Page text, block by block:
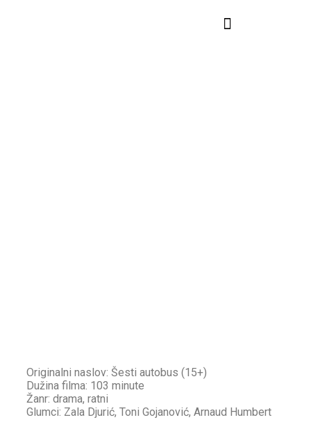
Originalni naslov: Šesti autobus (15+)
Dužina filma: 103 minute
Žanr: drama, ratni
Glumci: Zala Djurić, Toni Gojanović, Arnaud Humbert